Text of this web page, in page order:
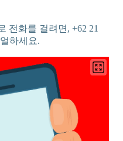
전화를 걸려면, +62 21
하세요.